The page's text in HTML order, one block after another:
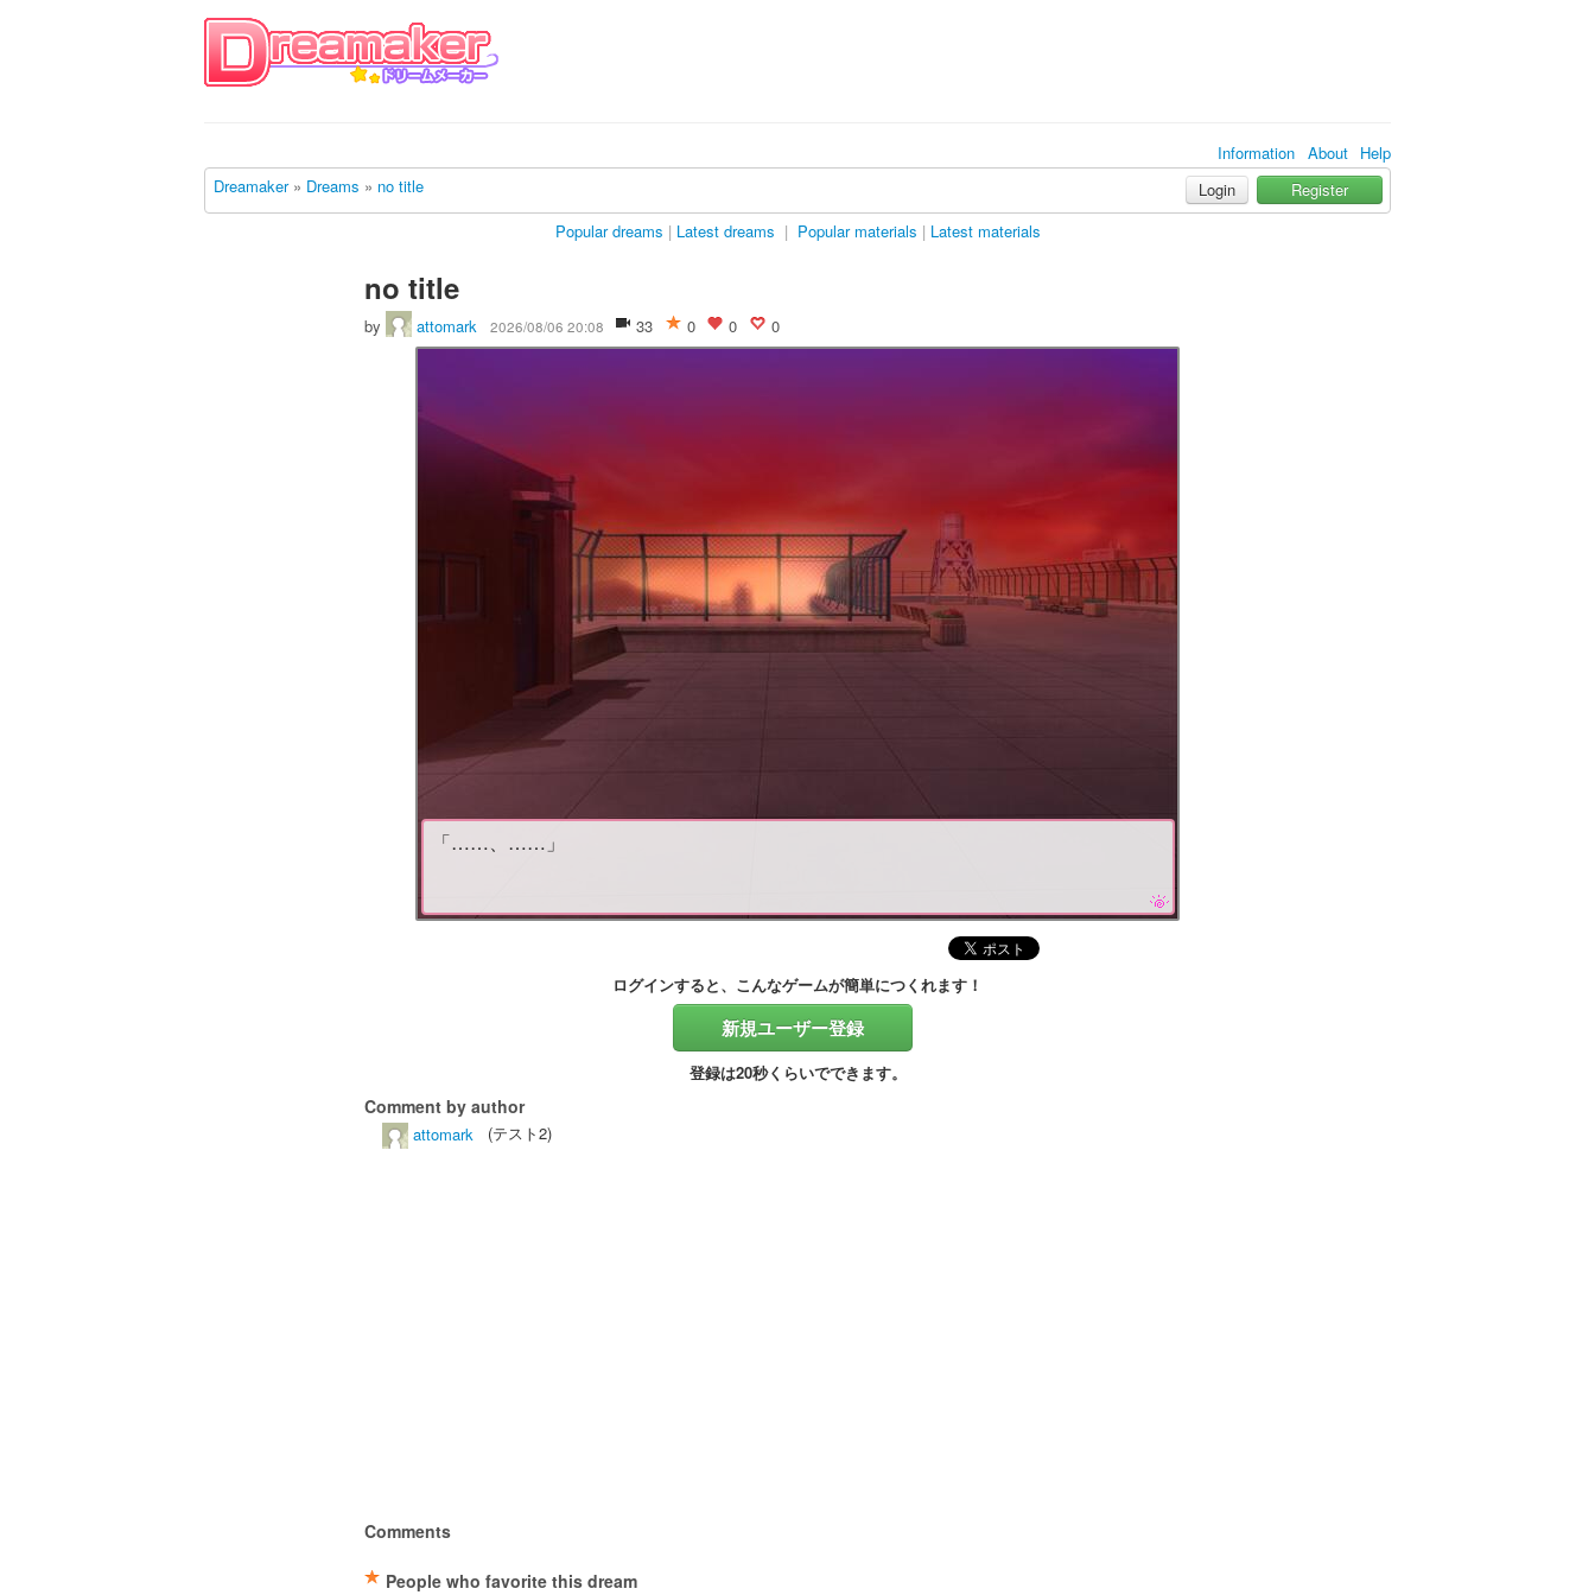
Information About
Help
Dreamaker» Dreams » no title Login
Register
Popular dreams | Latest dreams | Popular materials | Latest materials
no title
by attomark 2026/08/06 20:08 33 0 0 0
「……、……」
ログインすると、こんなゲームが簡単につくれます！
新規ユーザー登録
登録は20秒くらいでできます。
Comment by author
attomark (テスト2)
Comments
People who favorite this dream